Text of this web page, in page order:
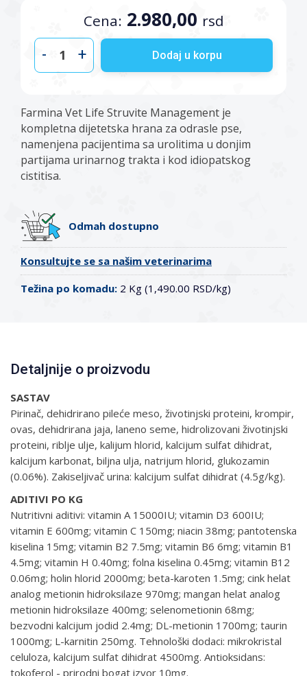
Cena: 2.980,00 rsd
- + Dodaj u korpu
Farmina Vet Life Struvite Management je
kompletna dijetetska hrana za odrasle pse,
namenjena pacijentima sa urolitima u donjim
partijama urinarnog trakta i kod idiopatskog
cistitisa.
Odmah dostupno
Konsultujte se sa našim veterinarima
Težina po komadu: 2 Kg (1,490.00 RSD/kg)
Detaljnije o proizvodu
SASTAV
Pirinač, dehidrirano pileće meso, životinjski proteini, krompir,
ovas, dehidrirana jaja, laneno seme, hidrolizovani životinjski
proteini, riblje ulje, kalijum hlorid, kalcijum sulfat dihidrat,
kalcijum karbonat, biljna ulja, natrijum hlorid, glukozamin
(0.06%). Zakiseljivač urina: kalcijum sulfat dihidrat (4.5g/kg).
ADITIVI PO KG
Nutritivni aditivi: vitamin A 15000IU; vitamin D3 600IU;
vitamin E 600mg; vitamin C 150mg; niacin 38mg; pantotenska
kiselina 15mg; vitamin B2 7.5mg; vitamin B6 6mg; vitamin B1
4.5mg; vitamin H 0.40mg; folna kiselina 0.45mg; vitamin B12
0.06mg; holin hlorid 2000mg; beta-karoten 1.5mg; cink helat
analog metionin hidroksilaze 970mg; mangan helat analog
metionin hidroksilaze 400mg; selenometionin 68mg;
bezvodni kalcijum jodid 2.4mg; DL-metionin 1700mg; taurin
1000mg; L-karnitin 250mg. Tehnološki dodaci: mikrokristal
celuloza, kalcijum sulfat dihidrat 4500mg. Antioksidans:
tokoferol - prirodni bogat izvor 10mg.